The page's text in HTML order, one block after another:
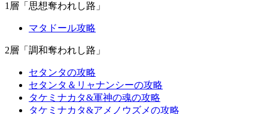
1層「思想奪われし路」
マタドール攻略
2層「調和奪われし路」
セタンタの攻略
セタンタ＆リャナンシーの攻略
タケミナカタ&軍神の魂の攻略
タケミナカタ&アメノウズメの攻略